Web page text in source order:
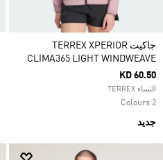
جاكيت TERREX XPERIOR
CLIMA365 LIGHT WINDWEAVE
KD 60.50
النساء TERREX
2 Colours
جديد